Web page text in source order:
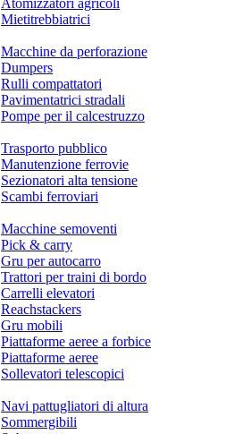
Mietitrebbiatrici
Macchine da perforazione
Dumpers
Rulli compattatori
Pavimentatrici stradali
Pompe per il calcestruzzo
Trasporto pubblico
Manutenzione ferrovie
Sezionatori alta tensione
Scambi ferroviari
Macchine semoventi
Pick & carry
Gru per autocarro
Trattori per traini di bordo
Carrelli elevatori
Reachstackers
Gru mobili
Piattaforme aeree a forbice
Piattaforme aeree
Sollevatori telescopici
Navi pattugliatori di altura
Sommergibili